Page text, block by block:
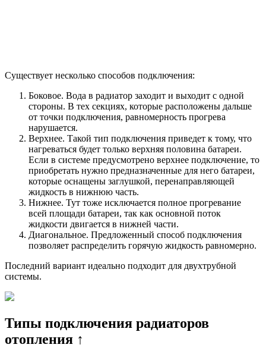
Верхнее. Такой тип подключения приведет к тому, что
нагреваться будет только верхняя половина батареи.
Если в системе предусмотрено верхнее подключение, то
приобретать нужно предназначенные для него батареи,
которые оснащены заглушкой, перенаправляющей
жидкость в нижнюю часть.
Нижнее. Тут тоже исключается полное прогревание
всей площади батареи, так как основной поток
жидкости двигается в нижней части.
Диагональное. Предложенный способ подключения
позволяет распределить горячую жидкость равномерно.
Последний вариант идеально подходит для двухтрубной
системы.
отопления ↑
Радиаторы отопления, естественно, подключаются в
ее конкретных характеристик и подбирается тип подключения
к системе радиатора. Выделяют три схемы: